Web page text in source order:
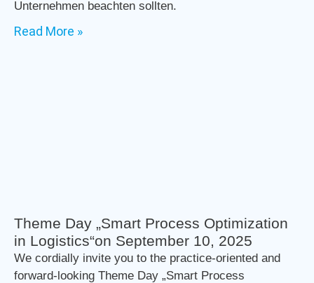
Unternehmen beachten sollten.
Read More »
Theme Day „Smart Process Optimization
in Logistics“on September 10, 2025
We cordially invite you to the practice-oriented and
forward-looking Theme Day „Smart Process